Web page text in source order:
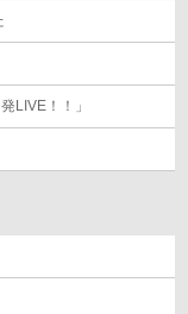
LIVE！！」